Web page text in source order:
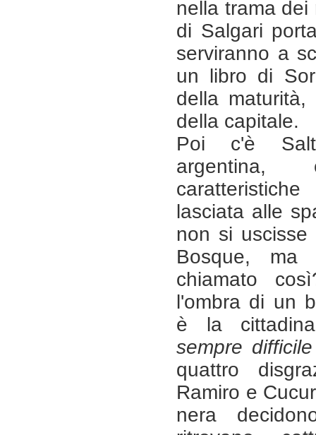
nella trama dei
di Salgari
serviranno a
un libro di
della
della capitale.
Poi c'è
lasciata alle
non si
Bosque, ma
chiamato
l'ombra di un
è la
sempre
quattro
Ramiro e
nera